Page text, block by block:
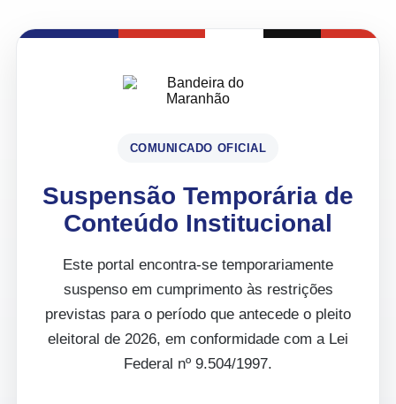
COMUNICADO OFICIAL
Suspensão Temporária de
Conteúdo Institucional
Este portal encontra-se temporariamente
suspenso em cumprimento às restrições
previstas para o período que antecede o pleito
eleitoral de 2026, em conformidade com a Lei
Federal nº 9.504/1997.